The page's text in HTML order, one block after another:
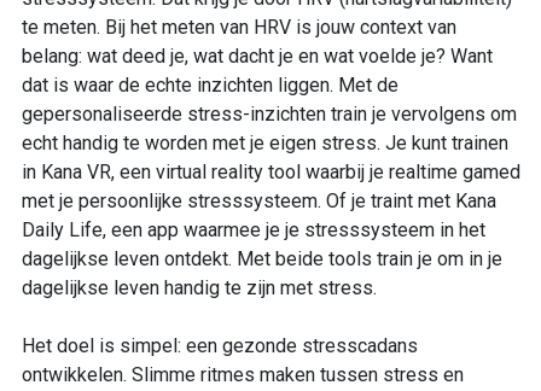
te meten. Bij het meten van HRV is jouw context van
belang: wat deed je, wat dacht je en wat voelde je? Want
dat is waar de echte inzichten liggen. Met de
gepersonaliseerde stress-inzichten train je vervolgens om
echt handig te worden met je eigen stress. Je kunt trainen
in Kana VR, een virtual reality tool waarbij je realtime gamed
met je persoonlijke stresssysteem. Of je traint met Kana
Daily Life, een app waarmee je je stresssysteem in het
dagelijkse leven ontdekt. Met beide tools train je om in je
dagelijkse leven handig te zijn met stress.
Het doel is simpel: een gezonde stresscadans
ontwikkelen. Slimme ritmes maken tussen stress en